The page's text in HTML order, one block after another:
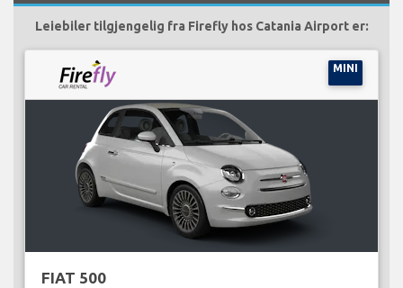
Leiebiler tilgjengelig fra Firefly hos Catania Airport er:
MINI
FIAT 500